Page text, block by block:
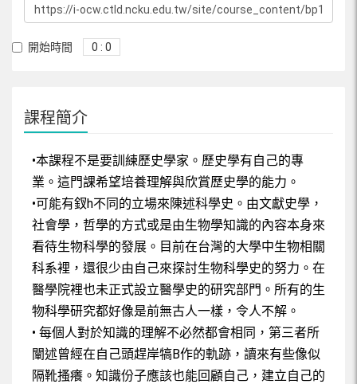
生物科學史與科學哲學-單元5
生物科學史與科學哲學-單元6
生物科學史與科學哲學-單元8
生物科學史與科學哲學-單元9
生物科學史與科學哲學-單元10
生物科學史與科學哲學-單元11
生物科學史與科學哲學-單元12
開始時間 0 : 0
課程簡介
•本課程不是要訓練歷史學家。歷史學有自己的專
業。這門課希望培養理解與欣賞歷史學的能力。
•可能有釵h不同的立場來陳述科學史。由文獻史學，
社會學，哲學的方式或是由生物學知識的內容本身來
看待生物科學的發展。目前在台灣的大學中生物相關
科系裡，還很少由自己來探討生物科學史的努力。在
醫學院裡也未正式設立醫學史的研究部門。所有的生
物科學研究都好像是前無古人一樣，令人不解。
• 每個人對於知識的理解不必然都會相同，第三者所
闡述曾經在自己頭趕岸犒B作的軌跡，讀來有些像似
隔靴搔癢。知識份子應該也能回顧自己，建立自己的